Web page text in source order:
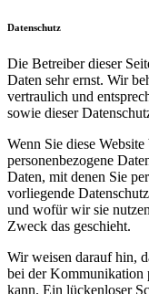
Datenschutz
Die Betreiber dieser
Daten sehr ernst. Wir
vertraulich und
sowie dieser
Wenn Sie diese
personenbezogene
Daten, mit denen Sie
vorliegende
und wofür wir sie
Zweck das geschieht.
Wir weisen darauf hin,
bei der Kommunikation
kann. Ein lückenloser